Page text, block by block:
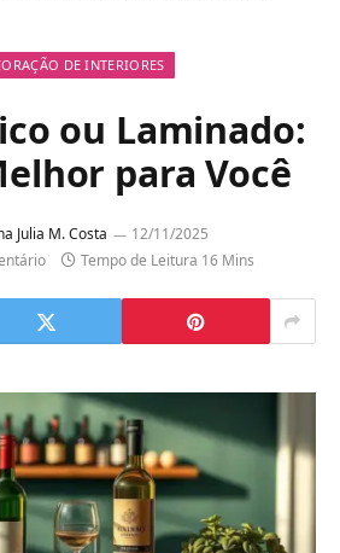
DE INTERIORES
ou Laminado:
para Você
Julia M. Costa
12/11/2025
Tempo de Leitura 16 Mins